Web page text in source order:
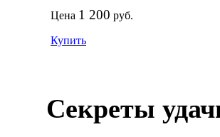
Цена 1 200 руб.
Купить
Секреты